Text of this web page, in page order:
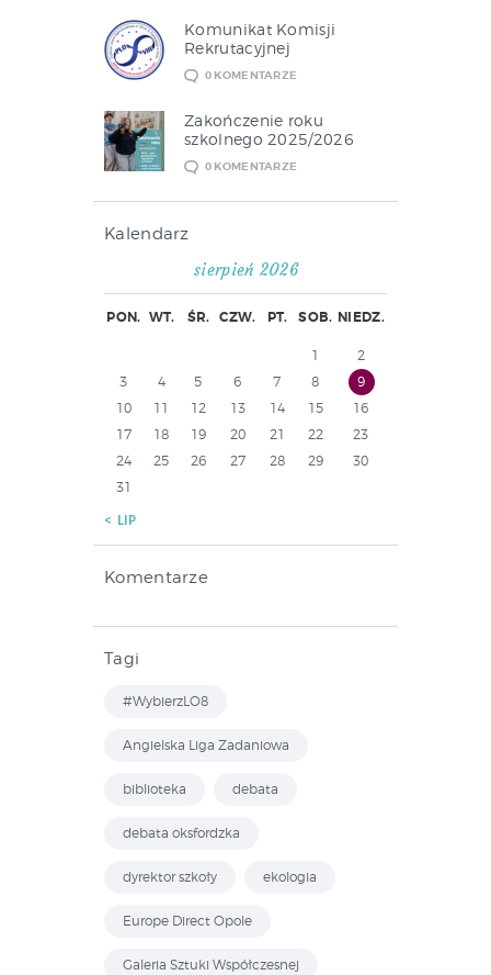
Komunikat Komisji
Rekrutacyjnej
0 KOMENTARZE
Zakończenie roku
szkolnego 2025/2026
0 KOMENTARZE
Kalendarz
sierpień 2026
PON. WT. ŚR. CZW. PT. SOB. NIEDZ.
1
2
3
4 5 6 7 8
9
10
11 12 13 14 15
16
17
18 19 20 21 22
23
24
25 26 27 28 29
30
31
« LIP
Komentarze
Tagi
#WybierzLO8
Angielska Liga Zadaniowa
biblioteka debata
debata oksfordzka
dyrektor szkoły ekologia
Europe Direct Opole
Galeria Sztuki Współczesnej